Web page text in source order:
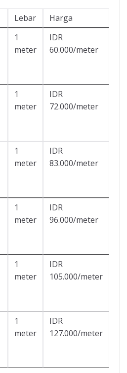
Lebar
Harga
1
meter
IDR
60.000/meter
1
meter
IDR
72.000/meter
1
meter
IDR
83.000/meter
1
meter
IDR
96.000/meter
1
meter
IDR
105.000/meter
1
meter
IDR
127.000/meter